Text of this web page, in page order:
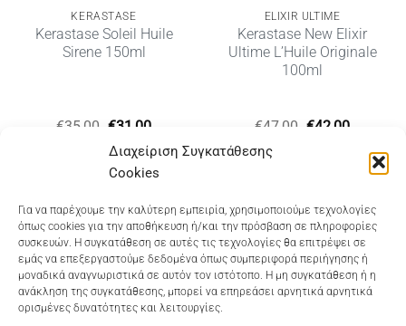
Διαχείριση Συγκατάθεσης
Cookies
Για να παρέχουμε την καλύτερη εμπειρία, χρησιμοποιούμε τεχνολογίες
όπως cookies για την αποθήκευση ή/και την πρόσβαση σε πληροφορίες
συσκευών. Η συγκατάθεση σε αυτές τις τεχνολογίες θα επιτρέψει σε
εμάς να επεξεργαστούμε δεδομένα όπως συμπεριφορά περιήγησης ή
μοναδικά αναγνωριστικά σε αυτόν τον ιστότοπο. Η μη συγκατάθεση ή η
ανάκληση της συγκατάθεσης, μπορεί να επηρεάσει αρνητικά αρνητικά
ορισμένες δυνατότητες και λειτουργίες.
KERASTASE
Kerastase Soleil Huile
Sirene 150ml
€35,00 Original
was:
€35,00.
€31,00Η
τιμή
είναι:
€31,00.
ELIXIR ULTIME
Kerastase New Elixir
Ultime L’Huile Originale
100ml
€47,00 Original
€42,00Η
τιμή
είναι:
€42,00.
Dioni Hair Care, Ζυμβρακάκηδων 33, τηλ 28210
91906
Dioni Hair Spa, Κ. Σφακιανάκη 5, τηλ 28210 94712